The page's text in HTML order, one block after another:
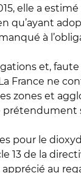
elle a estimé
qu’ayant
à
et,
France ne
zones et
pour le
de la
au